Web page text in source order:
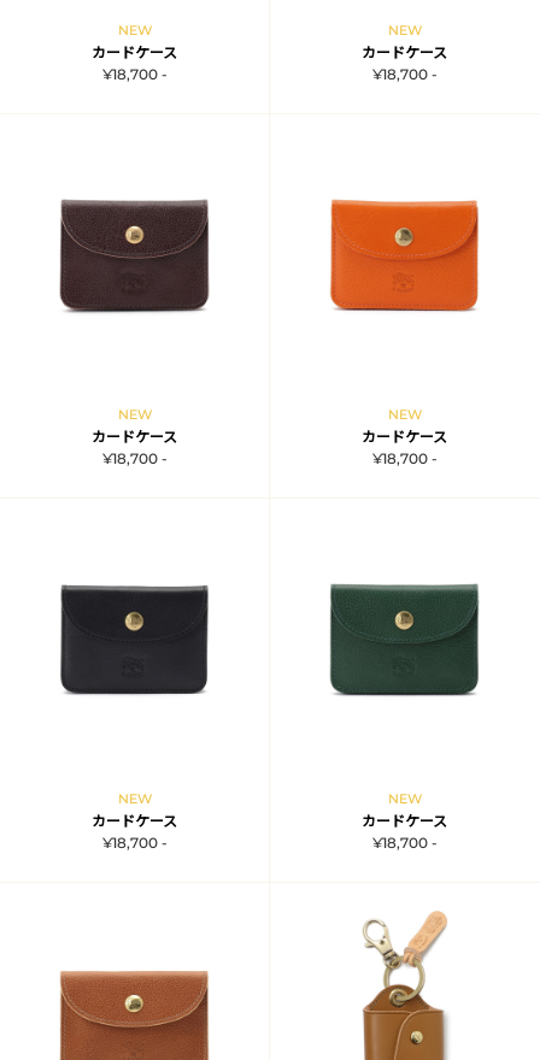
NEW
カードケース
¥18,700 -
NEW
カードケース
¥18,700 -
NEW
カードケース
¥18,700 -
NEW
カードケース
¥18,700 -
NEW
カードケース
¥18,700 -
NEW
カードケース
¥18,700 -